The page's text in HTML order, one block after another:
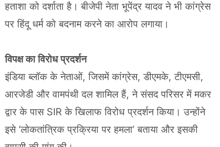
हताशा को दर्शाता है। बीजेपी नेता भूपेंद्र यादव ने भी कांग्रेस
पर हिंदू धर्म को बदनाम करने का आरोप लगाया।
विपक्ष का विरोध प्रदर्शन
इंडिया ब्लॉक के नेताओं, जिसमें कांग्रेस, डीएमके, टीएमसी,
आरजेडी और वामपंथी दल शामिल हैं, ने संसद परिसर में मकर
द्वार के पास SIR के खिलाफ विरोध प्रदर्शन किया। उन्होंने
इसे ‘लोकतांत्रिक प्रक्रिया पर हमला’ बताया और इसकी